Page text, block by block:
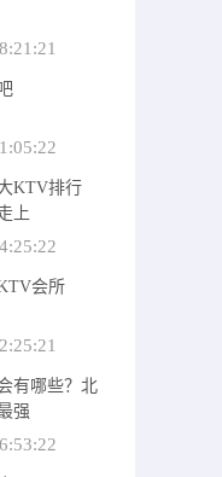
KTV排行
上
会所
有哪些？北
强